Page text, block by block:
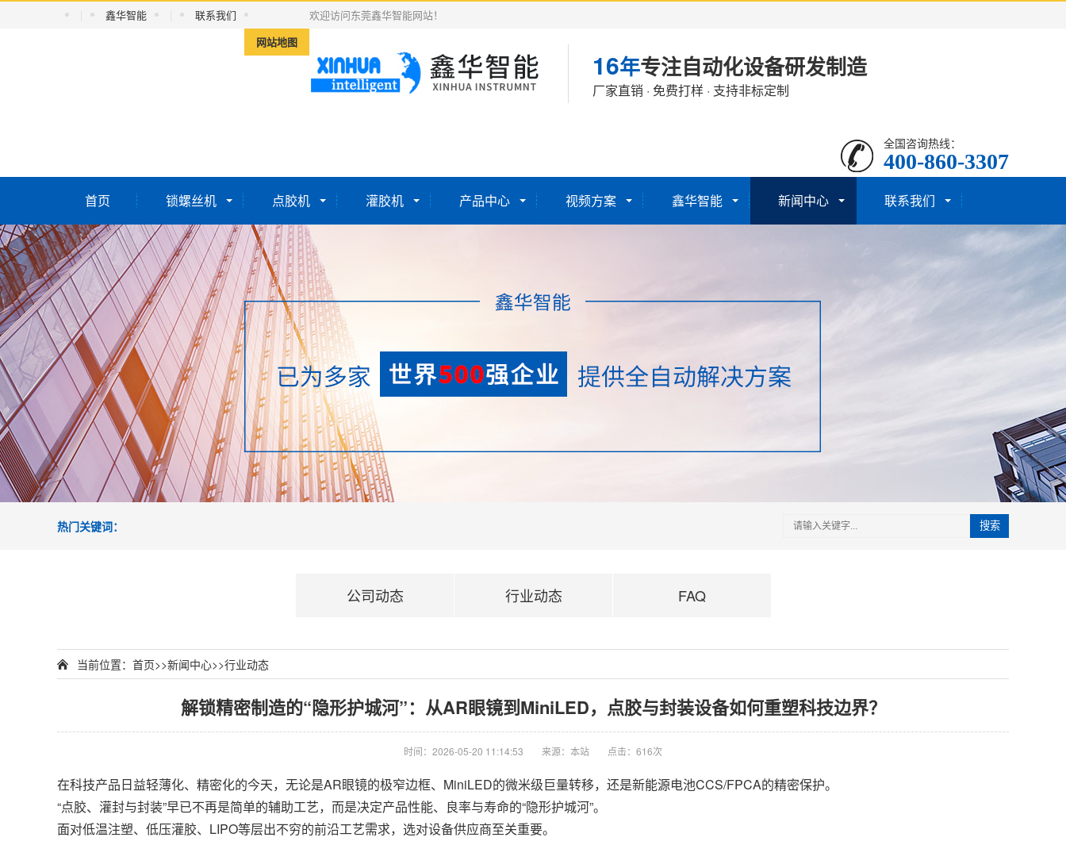
鑫华智能
联系我们
网站地图
欢迎访问东莞鑫华智能网站！
16年专注自动化设备研发制造
厂家直销 · 免费打样 · 支持非标定制
全国咨询热线：
400-860-3307
首页 锁螺丝机 点胶机 灌胶机 产品中心 视频方案 鑫华智能 新闻中心 联系我们
热门关键词： 搜索
公司动态 行业动态 FAQ
当前位置： 首页>>新闻中心>>行业动态
解锁精密制造的“隐形护城河”：从AR眼镜到MiniLED，点胶与封装设备如何重塑科技边界？
时间：2026-05-20 11:14:53 来源：本站 点击：616次
在科技产品日益轻薄化、精密化的今天，无论是AR眼镜的极窄边框、MiniLED的微米级巨量转移，还是新能源电池CCS/FPCA的精密保护。
“点胶、灌封与封装”早已不再是简单的辅助工艺，而是决定产品性能、良率与寿命的“隐形护城河”。
面对低温注塑、低压灌胶、LIPO等层出不穷的前沿工艺需求，选对设备供应商至关重要。